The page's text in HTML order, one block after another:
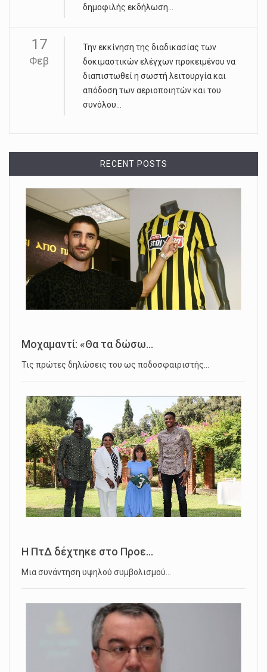
δημοφιλής εκδήλωση...
17
Φεβ
Την εκκίνηση της διαδικασίας των
δοκιμαστικών ελέγχων προκειμένου να
διαπιστωθεί η σωστή λειτουργία και
απόδοση των αεριοποιητών και του
συνόλου...
RECENT POSTS
Μοχαμαντί: «Θα τα δώσω...
Τις πρώτες δηλώσεις του ως ποδοσφαιριστής…
Η ΠτΔ δέχτηκε στο Προε...
Μια συνάντηση υψηλού συμβολισμού…